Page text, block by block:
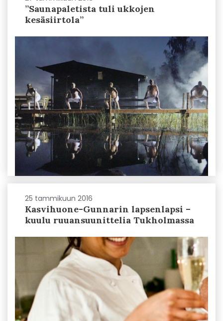
”Saunapaletista tuli ukkojen
kesäsiirtola”
25 tammikuun 2016
Kasvihuone-Gunnarin lapsenlapsi –
kuulu ruuansuunittelia Tukholmassa